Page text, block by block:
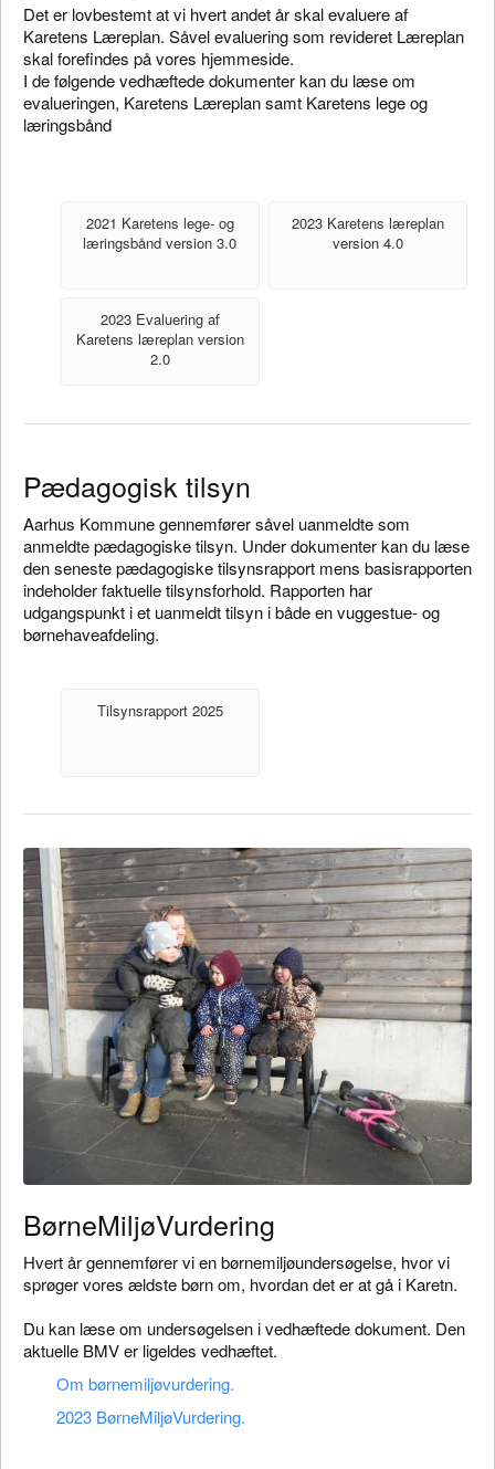
Det er lovbestemt at vi hvert andet år skal evaluere af
Karetens Læreplan. Såvel evaluering som revideret Læreplan
skal forefindes på vores hjemmeside.
I de følgende vedhæftede dokumenter kan du læse om
evalueringen, Karetens Læreplan samt Karetens lege og
læringsbånd
2021 Karetens lege- og
læringsbånd version 3.0
2023 Karetens læreplan
version 4.0
2023 Evaluering af
Karetens læreplan version
2.0
Pædagogisk tilsyn
Aarhus Kommune gennemfører såvel uanmeldte som
anmeldte pædagogiske tilsyn. Under dokumenter kan du læse
den seneste pædagogiske tilsynsrapport mens basisrapporten
indeholder faktuelle tilsynsforhold. Rapporten har
udgangspunkt i et uanmeldt tilsyn i både en vuggestue- og
børnehaveafdeling.
Tilsynsrapport 2025
BørneMiljøVurdering
Hvert år gennemfører vi en børnemiljøundersøgelse, hvor vi
sprøger vores ældste børn om, hvordan det er at gå i Karetn.
Du kan læse om undersøgelsen i vedhæftede dokument. Den
aktuelle BMV er ligeldes vedhæftet.
Om børnemiljøvurdering.
2023 BørneMiljøVurdering.